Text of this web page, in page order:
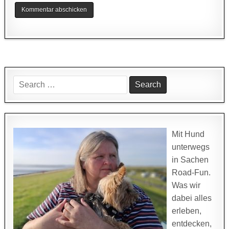
Search
for:
Mit Hund
unterwegs
in Sachen
Road-Fun.
Was wir
dabei alles
erleben,
entdecken,